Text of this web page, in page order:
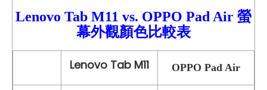
Lenovo Tab M11 vs. OPPO Pad Air 螢
幕外觀顏色比較表
Lenovo Tab M11 OPPO Pad Air